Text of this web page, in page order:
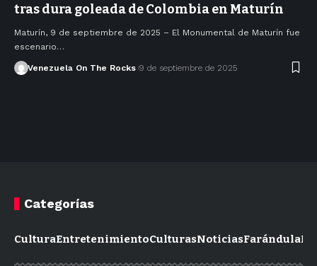
tras dura goleada de Colombia en Maturín
Maturín, 9 de septiembre de 2025 – El Monumental de Maturín fue
escenario…
Venezuela On The Rocks 9 de septiembre de 2025
Categorías
CulturaEntretenimientoCulturasNoticiasFarándula